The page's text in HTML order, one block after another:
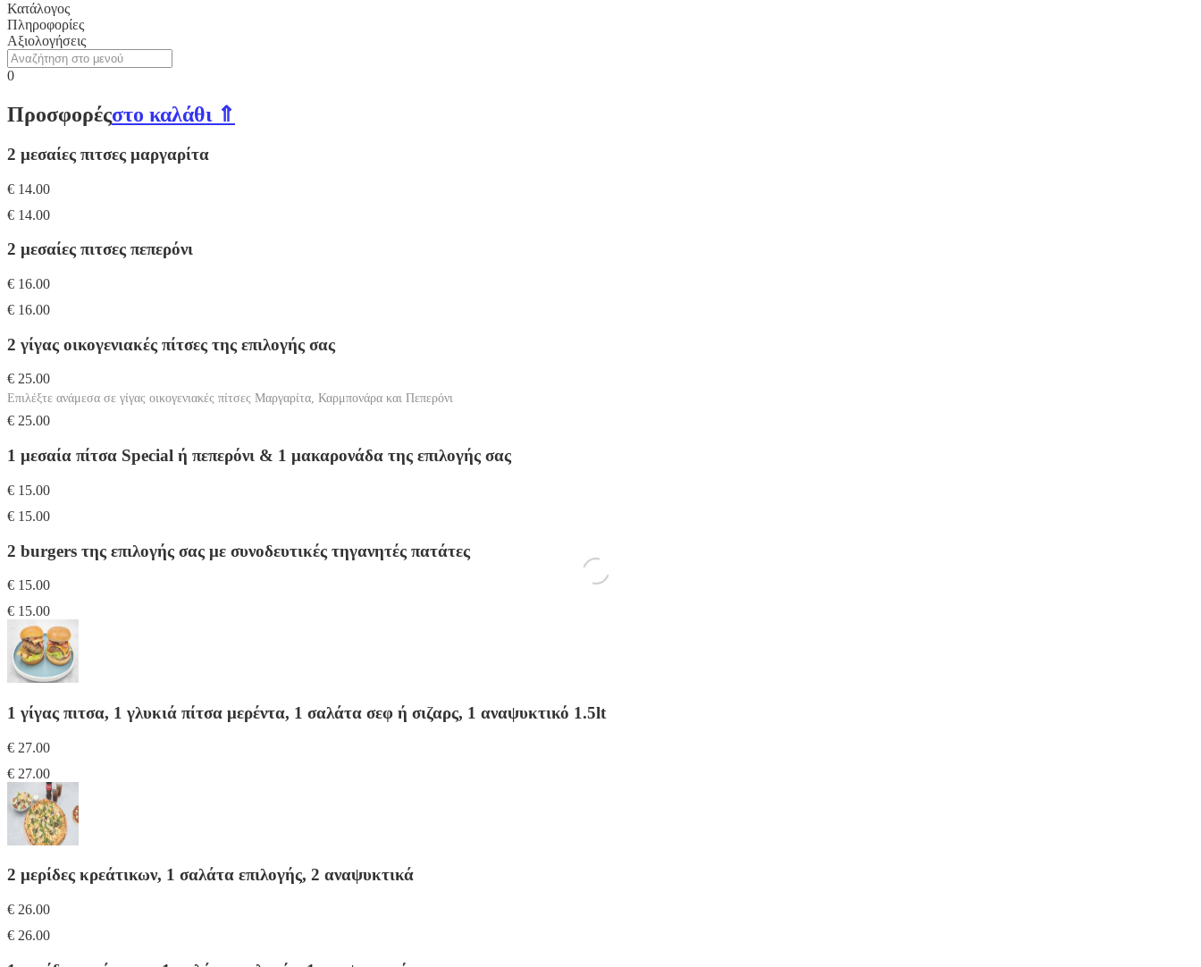
Κατάλογος
Πληροφορίες
Αξιολογήσεις
0
Προσφορέςστο καλάθι ⇑
2 μεσαίες πιτσες μαργαρίτα
€ 14.00
€ 14.00
2 μεσαίες πιτσες πεπερόνι
€ 16.00
€ 16.00
2 γίγας οικογενιακές πίτσες της επιλογής σας
€ 25.00
Επιλέξτε ανάμεσα σε γίγας οικογενιακές πίτσες Μαργαρίτα, Καρμπονάρα και Πεπερόνι
€ 25.00
1 μεσαία πίτσα Special ή πεπερόνι & 1 μακαρονάδα της επιλογής σας
€ 15.00
€ 15.00
2 burgers της επιλογής σας με συνοδευτικές τηγανητές πατάτες
€ 15.00
€ 15.00
1 γίγας πιτσα, 1 γλυκιά πίτσα μερέντα, 1 σαλάτα σεφ ή σιζαρς, 1 αναψυκτικό 1.5lt
€ 27.00
€ 27.00
2 μερίδες κρεάτικων, 1 σαλάτα επιλογής, 2 αναψυκτικά
€ 26.00
€ 26.00